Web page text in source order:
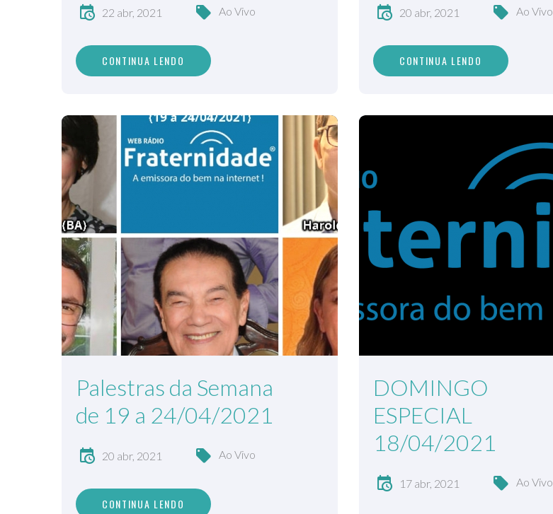
22 abr, 2021 Ao Vivo
CONTINUA LENDO
20 abr, 2021 Ao Vivo
CONTINUA LENDO
Palestras da Semana
de 19 a 24/04/2021
20 abr, 2021 Ao Vivo
CONTINUA LENDO
DOMINGO
ESPECIAL
18/04/2021
17 abr, 2021 Ao Vivo